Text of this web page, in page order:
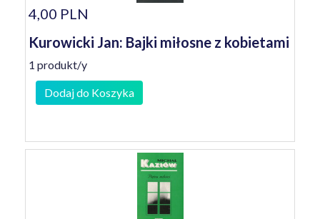
4,00 PLN
Kurowicki Jan: Bajki miłosne z kobietami
1 produkt/y
Dodaj do Koszyka